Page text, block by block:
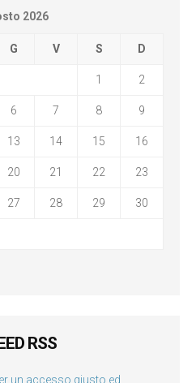
2026
G V S D
1 2
6 7 8 9
13 14 15 16
20 21 22 23
27 28 29 30
RSS
un accesso giusto ed